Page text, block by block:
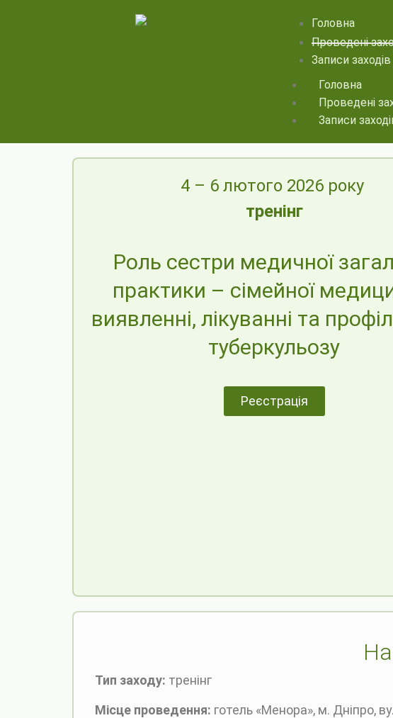
Головна
Проведені
Записи
Головна
Проведені
Записи
4 – 6 лютого 2026 року
тренінг
Роль сестри медичної
практики – сімейної
виявленні, лікуванні та
туберкульозу
Реєстрація
Тип заходу: тренінг
Місце проведення: готель «Менора», м. Дніпро,